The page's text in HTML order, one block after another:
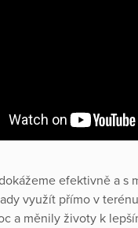
efektivně a s
využít přímo v
a měnily životy k